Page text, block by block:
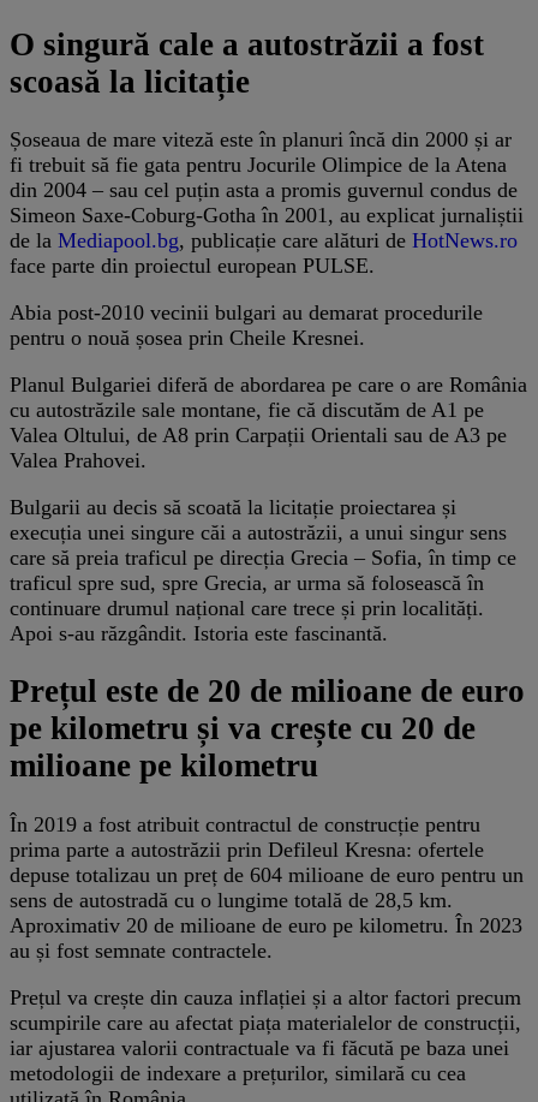
O singură cale a autostrăzii a fost
scoasă la licitație
Șoseaua de mare viteză este în planuri încă din 2000 și ar
fi trebuit să fie gata pentru Jocurile Olimpice de la Atena
din 2004 – sau cel puțin asta a promis guvernul condus de
Simeon Saxe-Coburg-Gotha în 2001, au explicat jurnaliștii
de la Mediapool.bg, publicație care alături de HotNews.ro
face parte din proiectul european PULSE.
Abia post-2010 vecinii bulgari au demarat procedurile
pentru o nouă șosea prin Cheile Kresnei.
Planul Bulgariei diferă de abordarea pe care o are România
cu autostrăzile sale montane, fie că discutăm de A1 pe
Valea Oltului, de A8 prin Carpații Orientali sau de A3 pe
Valea Prahovei.
Bulgarii au decis să scoată la licitație proiectarea și
execuția unei singure căi a autostrăzii, a unui singur sens
care să preia traficul pe direcția Grecia – Sofia, în timp ce
traficul spre sud, spre Grecia, ar urma să folosească în
continuare drumul național care trece și prin localități.
Apoi s-au răzgândit. Istoria este fascinantă.
Prețul este de 20 de milioane de euro
pe kilometru și va crește cu 20 de
milioane pe kilometru
În 2019 a fost atribuit contractul de construcție pentru
prima parte a autostrăzii prin Defileul Kresna: ofertele
depuse totalizau un preț de 604 milioane de euro pentru un
sens de autostradă cu o lungime totală de 28,5 km.
Aproximativ 20 de milioane de euro pe kilometru. În 2023
au și fost semnate contractele.
Prețul va crește din cauza inflației și a altor factori precum
scumpirile care au afectat piața materialelor de construcții,
iar ajustarea valorii contractuale va fi făcută pe baza unei
metodologii de indexare a prețurilor, similară cu cea